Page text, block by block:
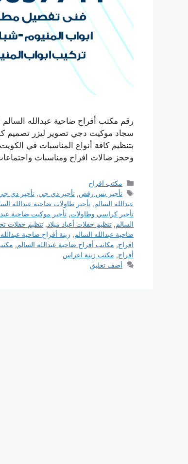
رقم مكتب أفراح ضاحية عبدالله
سجاد موكيت دجي تصوير ليزر تصميم
بتنظيم كافة أنواع المناسبات في
وحجز صالات افراح ومناسبات
التصنيفات
مكتب افراح
الوسوم
تأجير بس رقص,تأجير دي جي,تأجير دي
عبدالله السالم, تأجير طاولات ضاحية عبدالله
تأجير كراسي وطاولات, تأجير موكيت ضاحية
السالم, تنظيم حفلات أعياد ميلاد, تنظيم حفلات
ضاحية عبدالله السالم, زينة أفراح ضاحية
افراح, مكاتب أفراح ضاحية عبدالله السالم,
أفراح, مكتب زينة اعراس
أضف تعليق